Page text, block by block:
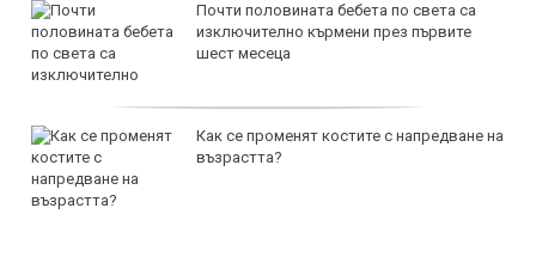
Почти половината бебета по света са
изключително кърмени през първите
шест месеца
Как се променят костите с напредване на
възрастта?